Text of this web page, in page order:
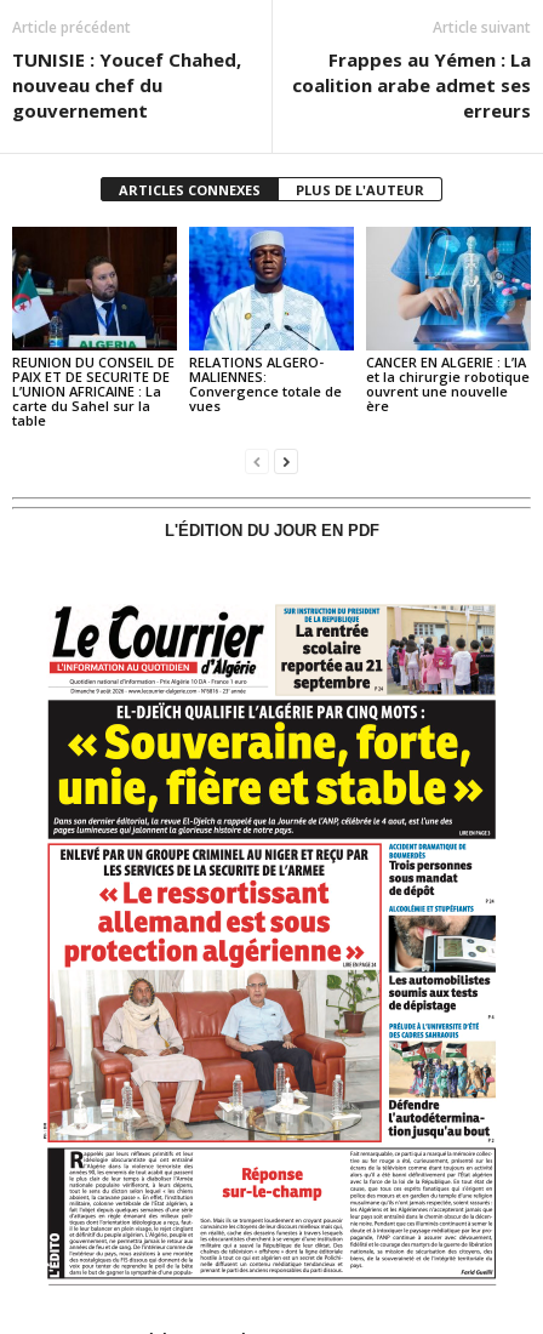
Article précédent
TUNISIE : Youcef Chahed,
nouveau chef du
gouvernement
Article suivant
Frappes au Yémen : La
coalition arabe admet ses
erreurs
ARTICLES CONNEXES PLUS DE L'AUTEUR
REUNION DU CONSEIL DE
PAIX ET DE SECURITE DE
L’UNION AFRICAINE : La
carte du Sahel sur la
table
RELATIONS ALGERO-
MALIENNES:
Convergence totale de
vues
CANCER EN ALGERIE : L’IA
et la chirurgie robotique
ouvrent une nouvelle
ère
L'ÉDITION DU JOUR EN PDF